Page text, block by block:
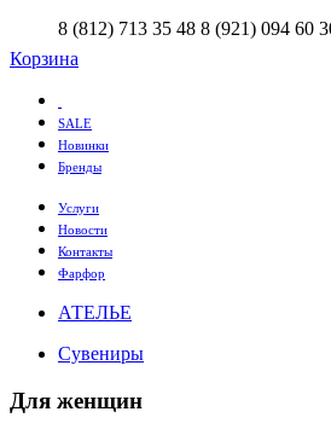
8 (812) 713 35 48 8 (921) 094 60
Корзина
SALE
Новинки
Бренды
Услуги
Новости
Контакты
Фарфор
АТЕЛЬЕ
Сувениры
Для женщин